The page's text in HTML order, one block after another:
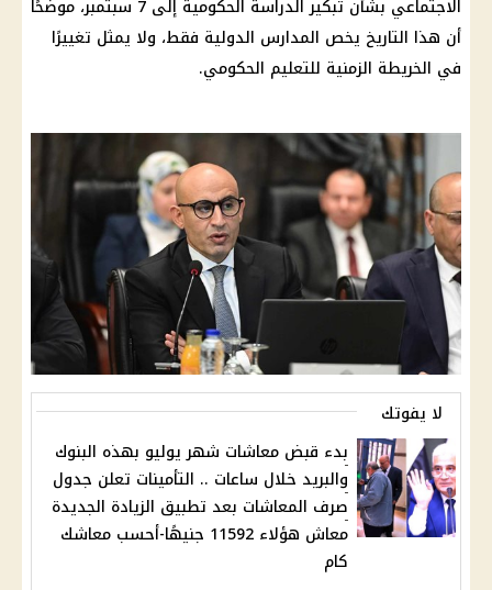
الاجتماعي بشأن تبكير الدراسة الحكومية إلى 7 سبتمبر، موضحًا
أن هذا التاريخ يخص المدارس الدولية فقط، ولا يمثل تغييرًا
في الخريطة الزمنية للتعليم الحكومي.
لا يفوتك
بدء قبض معاشات شهر يوليو بهذه البنوك
والبريد خلال ساعات .. التأمينات تعلن جدول
صرف المعاشات بعد تطبيق الزيادة الجديدة
معاش هؤلاء 11592 جنيهًا-أحسب معاشك
كام